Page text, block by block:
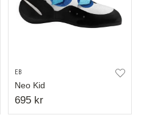
EB
Neo Kid
695 kr